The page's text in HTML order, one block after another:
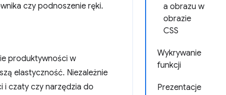
a obrazu w
obrazie
CSS
Wykrywanie
funkcji
Prezentacje
czy podnoszenie ręki.
produktywności w
elastyczność. Niezależnie
i czaty czy narzędzia do